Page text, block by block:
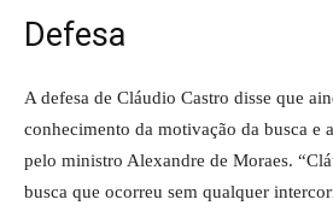
Defesa
A defesa de Cláudio Castro disse que
conhecimento da motivação da busca e
pelo ministro Alexandre de Moraes.
busca que ocorreu sem qualquer